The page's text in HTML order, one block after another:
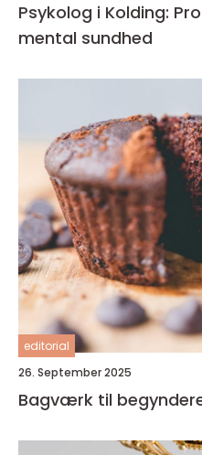
Psykolog i Kolding:
mental sundhed
editorial
26. September 2025
Bagværk til